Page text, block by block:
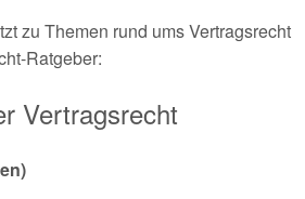
zu Themen rund ums Vertragsrecht
Ratgeber:
Vertragsrecht